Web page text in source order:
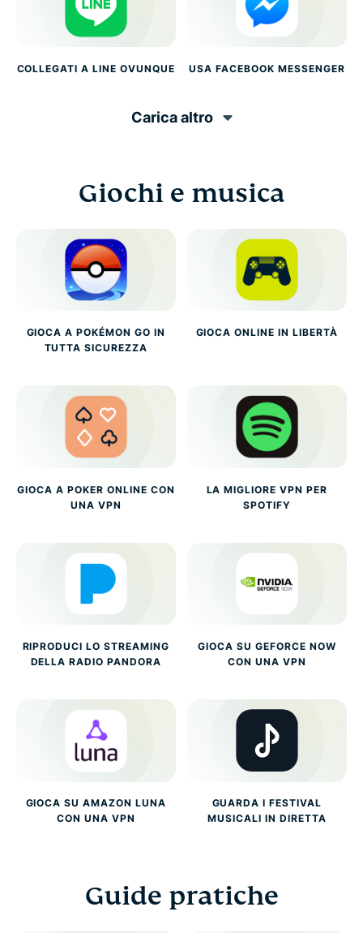
COLLEGATI A LINE OVUNQUE USA FACEBOOK MESSENGER
Carica altro
Giochi e musica
GIOCA A POKÉMON GO IN
TUTTA SICUREZZA
GIOCA ONLINE IN LIBERTÀ
GIOCA A POKER ONLINE CON
UNA VPN
LA MIGLIORE VPN PER
SPOTIFY
RIPRODUCI LO STREAMING
DELLA RADIO PANDORA
GIOCA SU GEFORCE NOW
CON UNA VPN
GIOCA SU AMAZON LUNA
CON UNA VPN
GUARDA I FESTIVAL
MUSICALI IN DIRETTA
Guide pratiche